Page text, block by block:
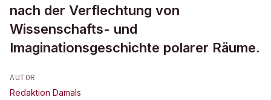
nach der Verflechtung von
Wissenschafts- und
Imaginationsgeschichte polarer Räume.
AUTOR
Redaktion Damals